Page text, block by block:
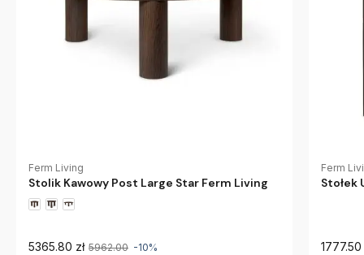
Ferm Living
Stolik Kawowy Post Large Star Ferm Living
5365.80 zł 5962.00 -10%
Ferm
Stołek
1777.50